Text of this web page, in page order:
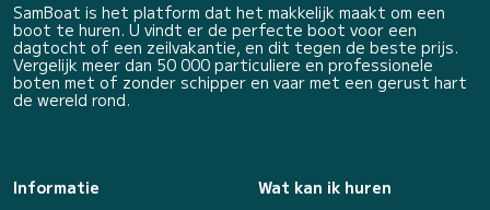
SamBoat is het platform dat het makkelijk maakt om een
boot te huren. U vindt er de perfecte boot voor een
dagtocht of een zeilvakantie, en dit tegen de beste prijs.
Vergelijk meer dan 50 000 particuliere en professionele
boten met of zonder schipper en vaar met een gerust hart
de wereld rond.
Informatie
Wat kan ik huren